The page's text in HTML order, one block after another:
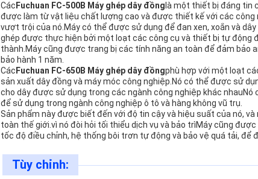
Các Fuchuan FC-500B Máy ghép dây đồng là một thiết bị đáng tin
được làm từ vật liệu chất lượng cao và được thiết kế với các
vượt trội của nó.Máy có thể được sử dụng để đan xen, xoắn và
ghép được thực hiện bởi một loạt các công cụ và thiết bị tự động
thành.Máy cũng được trang bị các tính năng an toàn để đảm bảo
bảo hành 1 năm.
Các Fuchuan FC-650B Máy ghép dây đồngphù hợp với một loạt
sản xuất dây đồng và máy móc công nghiệp.Nó có thể được sử
cho dây được sử dụng trong các ngành công nghiệp khác
để sử dụng trong ngành công nghiệp ô tô và hàng không vũ trụ.
Sản phẩm này được biết đến với độ tin cậy và hiệu suất của nó,
toàn thế giới.vì nó đòi hỏi tối thiểu dịch vụ và bảo trìMáy cũng
tốc độ điều chỉnh, hệ thống bôi trơn tự động và bảo vệ quá tải, để
Tùy chỉnh: